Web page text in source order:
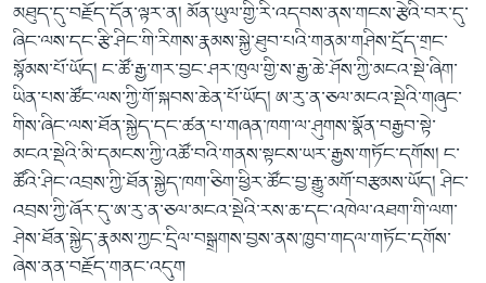
མཐུད་དུ་བརྗོད་དོན་ལྟར་ན། མོན་ཡུལ་གྱི་རི་འདབས་ནས་གངས་རྩེའི་བར་དུ་
ཞིང་ལས་དང་རྩི་ཤིང་གི་རིགས་རྣམས་སྐྱེ་ཐུབ་པའི་གནམ་གཤིས་དྲོད་གྲང་
སྙོམས་པོ་ཡོད། ང་ཚོ་རྒྱ་གར་བྱང་ཤར་ཁུལ་གྱི་ས་རྒྱ་ཆེ་ཤོས་ཀྱི་མངའ་སྡེ་ཞིག་
ཡིན་པས་ཚོང་ལས་ཀྱི་གོ་སྐབས་ཆེན་པོ་ཡོད། ཨ་རུ་ན་ཅལ་མངའ་སྡེའི་གཞུང་
གིས་ཞིང་ལས་ཐོན་སྐྱེད་དང་ཚན་པ་གཞན་ཁག་ལ་ཤུགས་སྣོན་བརྒྱབ་སྟེ་
མངའ་སྡེའི་མི་དམངས་ཀྱི་འཚོ་བའི་གནས་སྟངས་ཡར་རྒྱས་གཏོང་དགོས། ང་
ཚོའི་ཤིང་འབྲས་ཀྱི་ཐོན་སྐྱེད་ཁག་ཅིག་ཕྱིར་ཚོང་བྱ་རྒྱུ་མགོ་བརྩམས་ཡོད། ཤིང་
འབྲས་ཀྱི་ཞོར་དུ་ཨ་རུ་ན་ཅལ་མངའ་སྡེའི་རས་ཆ་དང་འཁེལ་འཐག་གི་ལག་
ཤེས་ཐོན་སྐྱེད་རྣམས་ཀྱང་དྲིལ་བསྒྲགས་བྱས་ནས་ཁྱབ་གདལ་གཏོང་དགོས་
ཞེས་ནན་བརྗོད་གནང་འདུག